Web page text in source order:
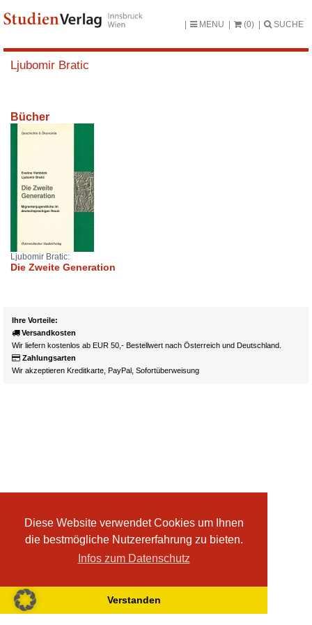
Diese Website verwendet Cookies um Ihnen
die bestmögliche Nutzererfahrung zu bieten.
Infos zum Datenschutz
Verstanden
MENU (0) SUCHE
Ljubomir Bratic
Bücher
Ljubomir Bratic:
Die Zweite Generation
Ihre Vorteile:
Versandkosten
Wir liefern kostenlos ab EUR 50,- Bestellwert nach Österreich und Deutschland.
Zahlungsarten
Wir akzeptieren Kreditkarte, PayPal, Sofortüberweisung